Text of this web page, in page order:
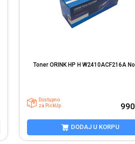
Toner ORINK HP H W2410ACF216A
Dostupno
za PickUp
990
DODAJ U KORPU